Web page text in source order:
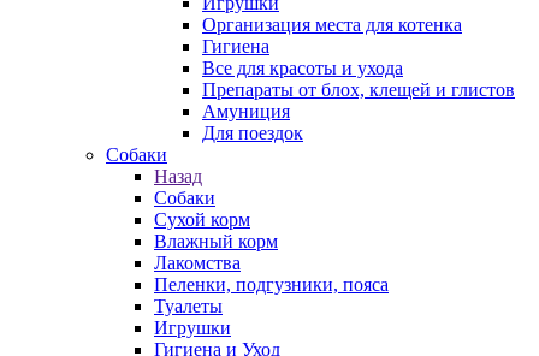
Организация места для котенка
Гигиена
Все для красоты и ухода
Препараты от блох, клещей и глистов
Амуниция
Для поездок
Собаки
Назад
Собаки
Сухой корм
Влажный корм
Лакомства
Пеленки, подгузники, пояса
Туалеты
Игрушки
Гигиена и Уход